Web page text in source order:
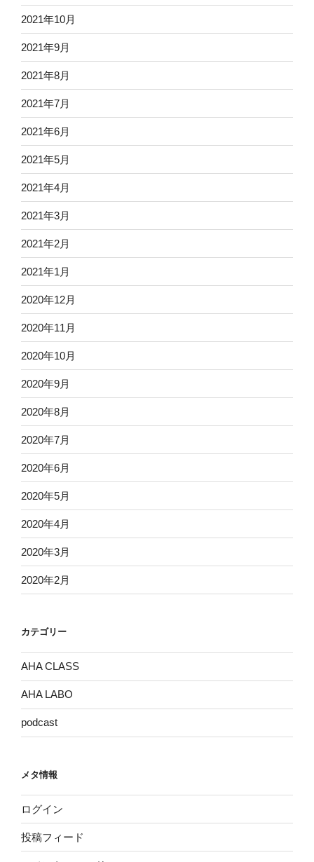
2021年10月
2021年9月
2021年8月
2021年7月
2021年6月
2021年5月
2021年4月
2021年3月
2021年2月
2021年1月
2020年12月
2020年11月
2020年10月
2020年9月
2020年8月
2020年7月
2020年6月
2020年5月
2020年4月
2020年3月
2020年2月
カテゴリー
AHA CLASS
AHA LABO
podcast
メタ情報
ログイン
投稿フィード